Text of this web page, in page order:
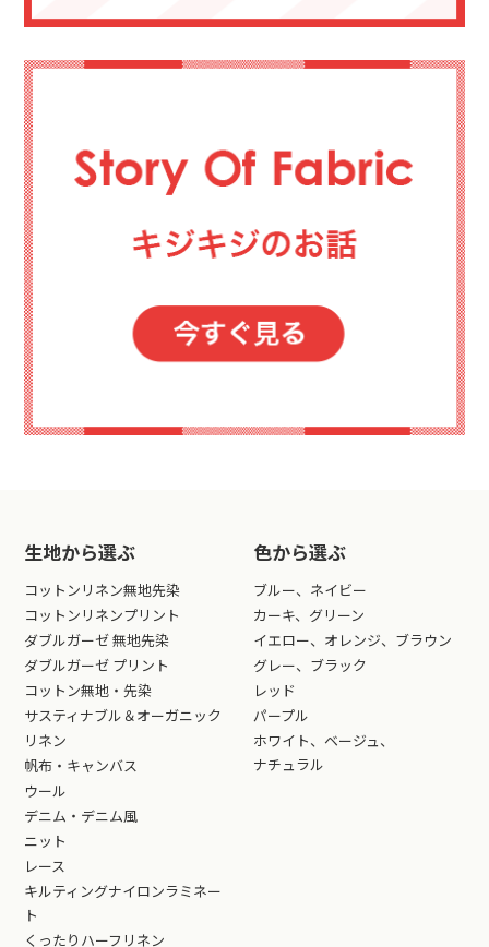
生地から選ぶ
コットンリネン無地先染
コットンリネンプリント
ダブルガーゼ 無地先染
ダブルガーゼ プリント
コットン無地・先染
サスティナブル＆オーガニック
リネン
帆布・キャンバス
ウール
デニム・デニム風
ニット
レース
キルティングナイロンラミネー
ト
くったりハーフリネン
色から選ぶ
ブルー、ネイビー
カーキ、グリーン
イエロー、オレンジ、ブラウン
グレー、ブラック
レッド
パープル
ホワイト、ベージュ、
ナチュラル